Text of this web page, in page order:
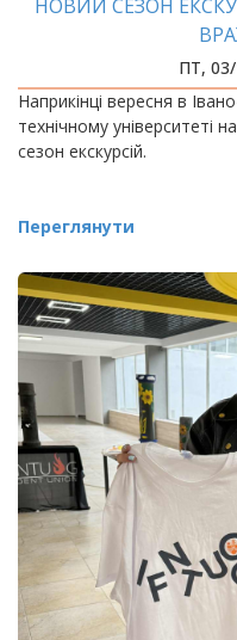
НОВИЙ СЕЗОН
ПТ,
Наприкінці вересня в
технічному університеті
сезон екскурсій.
Переглянути